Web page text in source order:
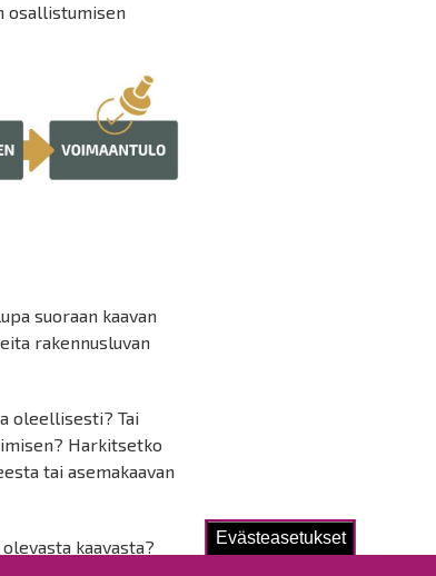
Evästeasetukset
osallistumisen
suoraan kaavan
rakennusluvan
oleellisesti? Tai
Harkitsetko
tai asemakaavan
kaavasta?